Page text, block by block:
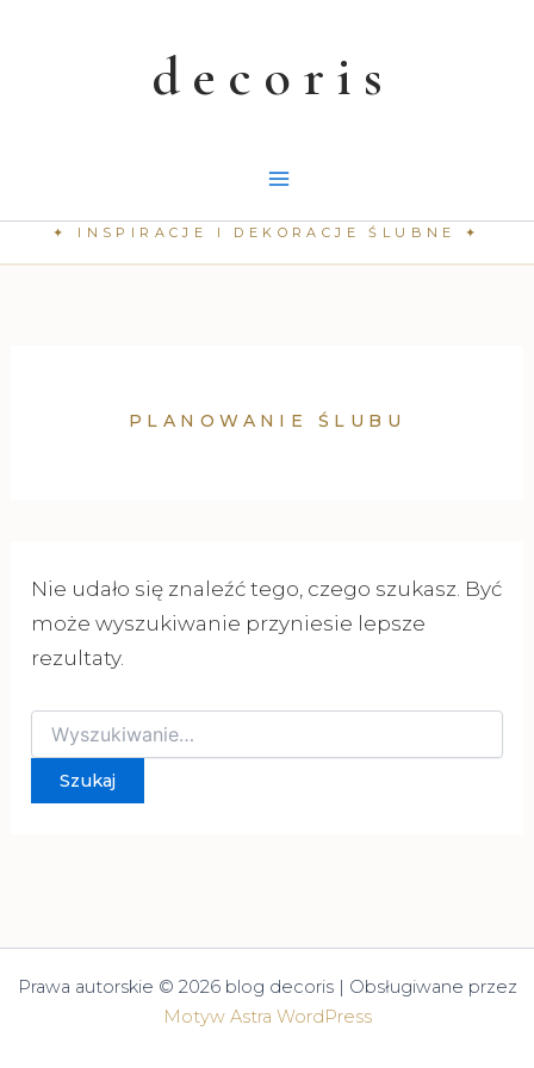
PLANOWANIE ŚLUBU
Nie udało się znaleźć tego, czego szukasz. Być
może wyszukiwanie przyniesie lepsze
rezultaty.
Szukaj
dla:
Prawa autorskie © 2026 blog decoris | Obsługiwane przez
Motyw Astra WordPress